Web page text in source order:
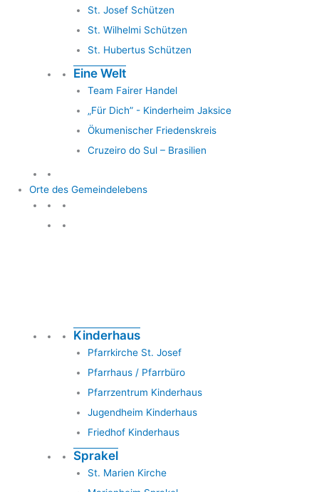
St. Josef Schützen
St. Wilhelmi Schützen
St. Hubertus Schützen
Eine Welt
Team Fairer Handel
„Für Dich” - Kinderheim Jaksice
Ökumenischer Friedenskreis
Cruzeiro do Sul – Brasilien
Orte des Gemeindelebens
Kinderhaus
Pfarrkirche St. Josef
Pfarrhaus / Pfarrbüro
Pfarrzentrum Kinderhaus
Jugendheim Kinderhaus
Friedhof Kinderhaus
Sprakel
St. Marien Kirche